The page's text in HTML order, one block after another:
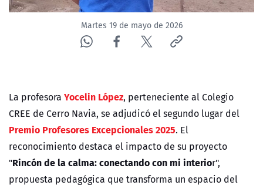
Martes 19 de mayo de 2026
La profesora Yocelin López, perteneciente al Colegio
CREE de Cerro Navia, se adjudicó el segundo lugar del
Premio Profesores Excepcionales 2025. El
reconocimiento destaca el impacto de su proyecto
"Rincón de la calma: conectando con mi interior",
propuesta pedagógica que transforma un espacio del